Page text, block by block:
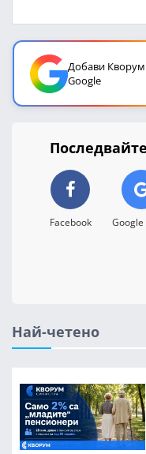
Добави
Google
Facebook Google
Най-четено